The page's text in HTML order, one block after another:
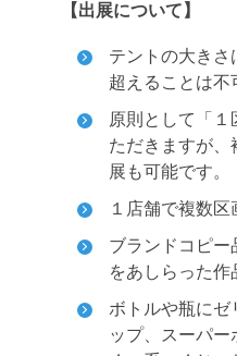
【出展について】
テントの大きさ
超えることは不
原則として「
ただきますが、
展も可能です。
１店舗で複数区
ブランドコピー
をあしらった作
ボトルや瓶にゼ
ップ、スーパ